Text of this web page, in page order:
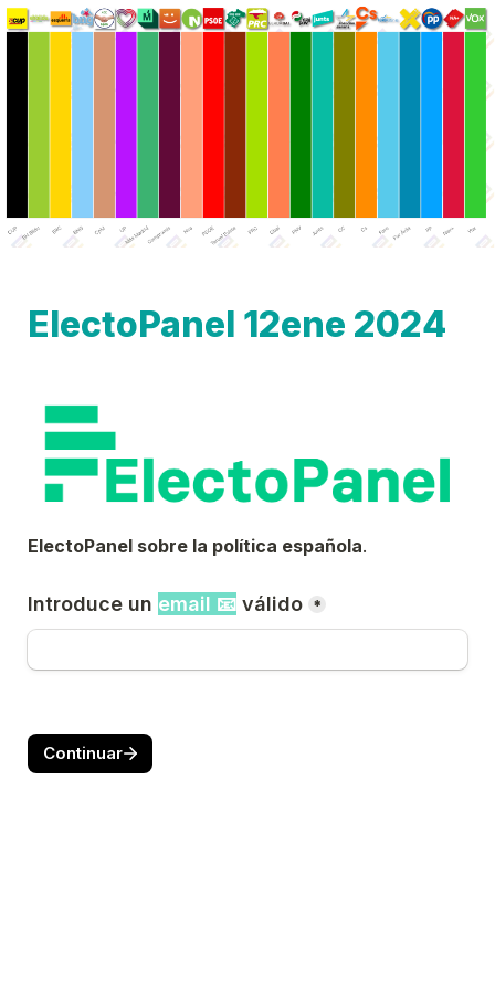
ElectoPanel 12ene 2024
ElectoPanel sobre la política española.
Introduce un email 📧 válido *
Continuar